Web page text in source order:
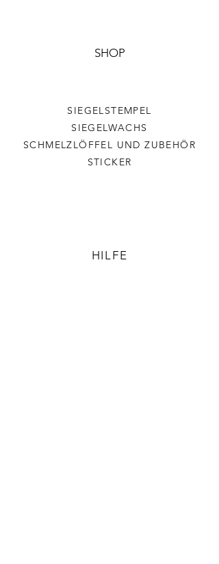
SHOP
SIEGELSTEMPEL
SIEGELWACHS
SCHMELZLÖFFEL UND ZUBEHÖR
STICKER
HILFE